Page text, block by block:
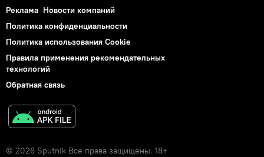
Реклама Новости компаний
Политика конфиденциальности
Политика использования Cookie
Правила применения рекомендательных
технологий
Обратная связь
© 2026 Sputnik Все права защищены. 18+